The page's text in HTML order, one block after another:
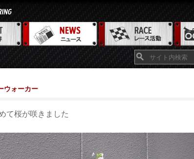
ウォーカー
て桜が咲きました